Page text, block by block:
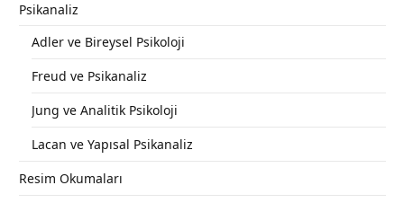
Psikanaliz
Adler ve Bireysel Psikoloji
Freud ve Psikanaliz
Jung ve Analitik Psikoloji
Lacan ve Yapısal Psikanaliz
Resim Okumaları